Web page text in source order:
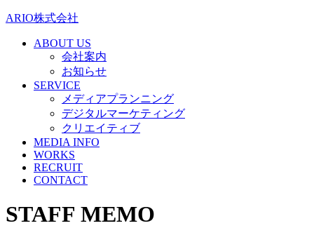
ARIO株式会社
ABOUT US
会社案内
お知らせ
SERVICE
メディアプランニング
デジタルマーケティング
クリエイティブ
MEDIA INFO
WORKS
RECRUIT
CONTACT
STAFF MEMO